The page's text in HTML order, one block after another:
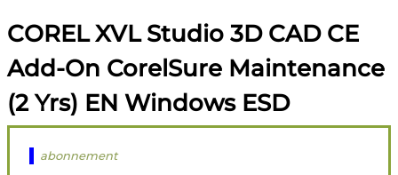
COREL XVL Studio 3D CAD CE
Add-On CorelSure Maintenance
(2 Yrs) EN Windows ESD
abonnement